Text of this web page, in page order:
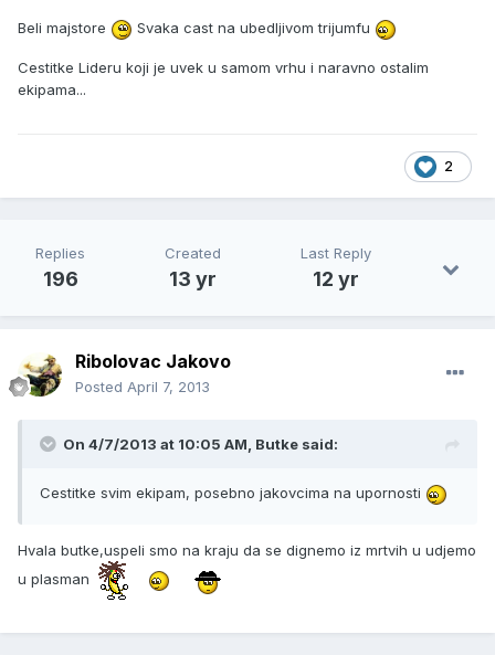
Beli majstore Svaka cast na ubedljivom trijumfu
Cestitke Lideru koji je uvek u samom vrhu i naravno ostalim
ekipama...
2
Replies
196
Created
13 yr
Last Reply
12 yr
Ribolovac Jakovo
Posted April 7, 2013
On 4/7/2013 at 10:05 AM, Butke said:
Cestitke svim ekipam, posebno jakovcima na upornosti
Hvala butke,uspeli smo na kraju da se dignemo iz mrtvih u udjemo
u plasman